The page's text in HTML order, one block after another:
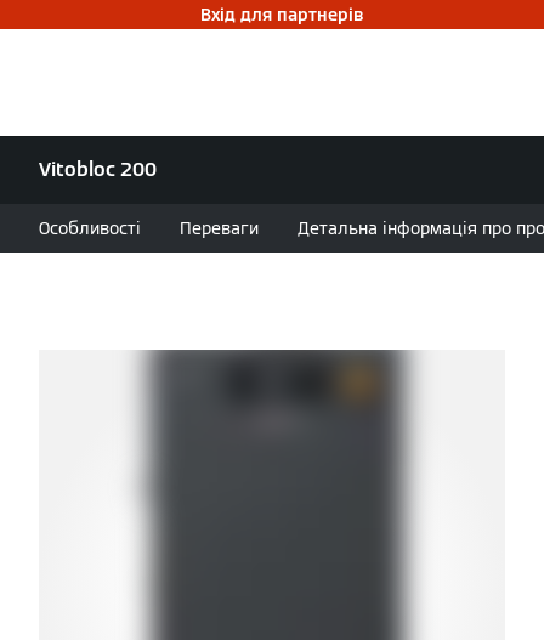
Вхід для партнерів
Vitobloc 200
Особливості Переваги Детальна інформація про